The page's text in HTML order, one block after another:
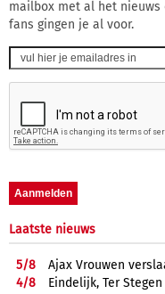
mailbox met al het nieuws
fans gingen je al voor.
Laatste nieuws
5/8
Ajax Vrouwen
4/8
Eindelijk, Ter